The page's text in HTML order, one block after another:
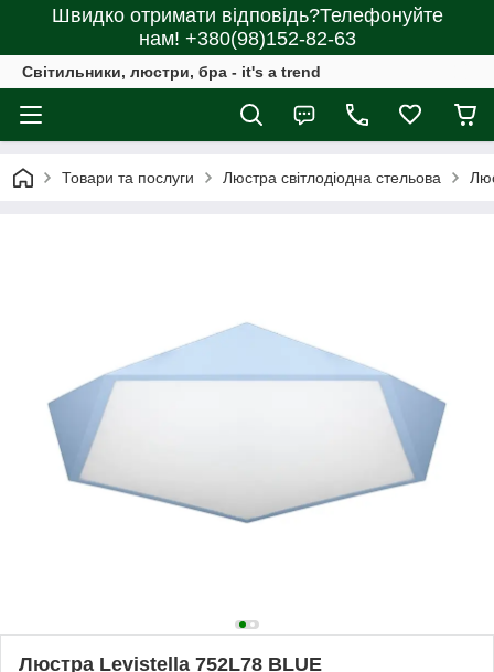
Швидко отримати відповідь?Телефонуйте
нам! +380(98)152-82-63
Світильники, люстри, бра - it's a trend
Товари та послуги Люстра світлодіодна стельова
Люстра Levistella 752L78 BLUE